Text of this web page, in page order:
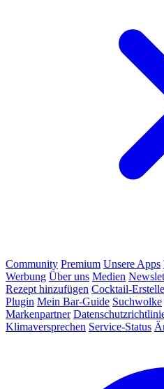
Community Premium Unsere Apps
Werbung Über uns Medien
Rezept hinzufügen Cocktail-
Plugin Mein Bar-Guide Suchwolke
Markenpartner
Klimaversprechen Service-Status